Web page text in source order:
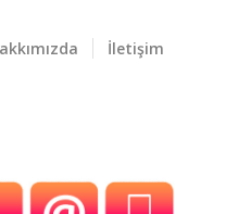
İletişim